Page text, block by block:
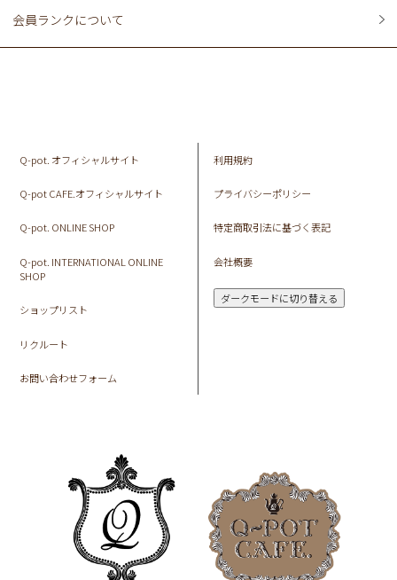
会員ランクについて
Q-pot. オフィシャルサイト
Q-pot CAFE.オフィシャルサイト
Q-pot. ONLINE SHOP
Q-pot. INTERNATIONAL ONLINE
SHOP
ショップリスト
リクルート
お問い合わせフォーム
利用規約
プライバシーポリシー
特定商取引法に基づく表記
会社概要
ダークモードに切り替える